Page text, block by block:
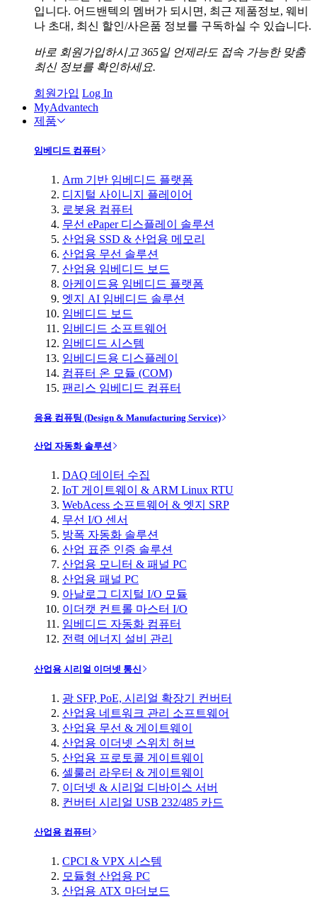
입니다. 어드밴텍의 멤버가 되시면, 최근 제품정보, 웨비
나 초대, 최신 할인/사은품 정보를 구독하실 수 있습니다.
바로 회원가입하시고 365일 언제라도 접속 가능한 맞춤
최신 정보를 확인하세요.
회원가입 Log In
MyAdvantech
제품
임베디드 컴퓨터
Arm 기반 임베디드 플랫폼
디지털 사이니지 플레이어
로봇용 컴퓨터
무선 ePaper 디스플레이 솔루션
산업용 SSD & 산업용 메모리
산업용 무선 솔루션
산업용 임베디드 보드
아케이드용 임베디드 플랫폼
엣지 AI 임베디드 솔루션
임베디드 보드
임베디드 소프트웨어
임베디드 시스템
임베디드용 디스플레이
컴퓨터 온 모듈 (COM)
팬리스 임베디드 컴퓨터
응용 컴퓨팅 (Design & Manufacturing Service)
산업 자동화 솔루션
DAQ 데이터 수집
IoT 게이트웨이 & ARM Linux RTU
WebAcess 소프트웨어 & 엣지 SRP
무선 I/O 센서
방폭 자동화 솔루션
산업 표준 인증 솔루션
산업용 모니터 & 패널 PC
산업용 패널 PC
아날로그 디지털 I/O 모듈
이더캣 컨트롤 마스터 I/O
임베디드 자동화 컴퓨터
전력 에너지 설비 관리
산업용 시리얼 이더넷 통신
광 SFP, PoE, 시리얼 확장기 컨버터
산업용 네트워크 관리 소프트웨어
산업용 무선 & 게이트웨이
산업용 이더넷 스위치 허브
산업용 프로토콜 게이트웨이
셀룰러 라우터 & 게이트웨이
이더넷 & 시리얼 디바이스 서버
컨버터 시리얼 USB 232/485 카드
산업용 컴퓨터
CPCI & VPX 시스템
모듈형 산업용 PC
산업용 ATX 마더보드